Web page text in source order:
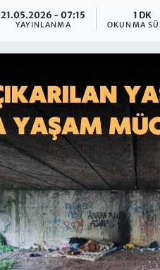
21.05.2026 - 07:15
YAYINLANMA
1 DK
OKUNMA